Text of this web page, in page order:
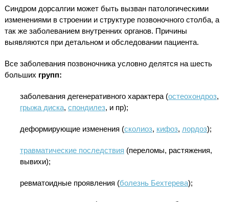
Синдром дорсалгии может быть вызван патологическими
изменениями в строении и структуре позвоночного столба, а
так же заболеванием внутренних органов. Причины
выявляются при детальном и обследовании пациента.
Все заболевания позвоночника условно делятся на шесть
больших групп:
заболевания дегенеративного характера (остеохондроз,
грыжа диска, спондилез, и пр);
деформирующие изменения (сколиоз, кифоз, лордоз);
травматические последствия (переломы, растяжения,
вывихи);
ревматоидные проявления (болезнь Бехтерева);